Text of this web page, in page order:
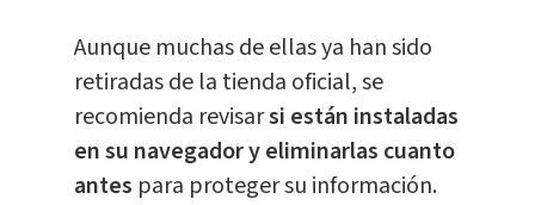
Aunque muchas de ellas ya han sido
retiradas de la tienda oficial, se
recomienda revisarsi están instaladas
en su navegador y eliminarlas cuanto
antes para proteger su información.